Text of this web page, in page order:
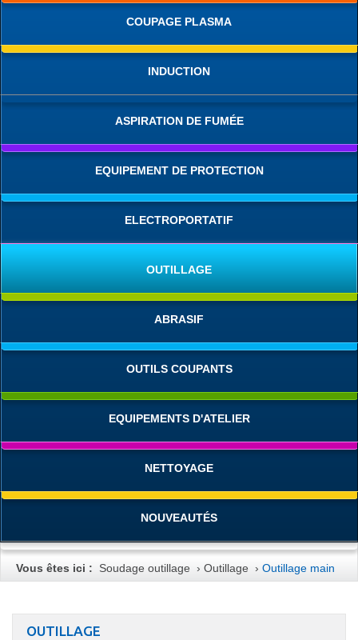
COUPAGE PLASMA
INDUCTION
ASPIRATION DE FUMÉE
EQUIPEMENT DE PROTECTION
ELECTROPORTATIF
OUTILLAGE
ABRASIF
OUTILS COUPANTS
EQUIPEMENTS D'ATELIER
NETTOYAGE
NOUVEAUTÉS
Vous êtes ici : Soudage outillage ›Outillage ›Outillage main
OUTILLAGE